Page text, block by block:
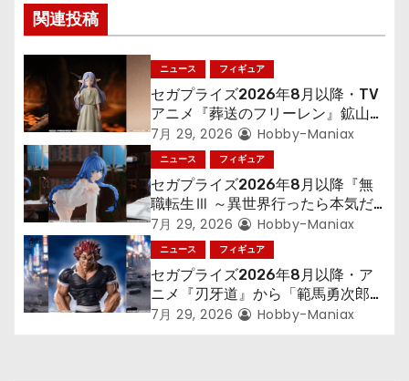
ー
シ
ョ
ン
関連投稿
ニュース フィギュア
セガプライズ2026年8月以降・TV
アニメ『葬送のフリーレン』鉱山で
300年働くことになっっちゃった
「フリーレン」を立体化！
7月 29, 2026 Hobby-Maniax
ニュース フィギュア
セガプライズ2026年8月以降『無
職転生Ⅲ ～異世界行ったら本気だ
す～』から「ロキシー」のフィギュ
アが登場！
7月 29, 2026 Hobby-Maniax
ニュース フィギュア
セガプライズ2026年8月以降・ア
ニメ『刃牙道』から「範馬勇次郎」
が登場ッッ!!
7月 29, 2026 Hobby-Maniax